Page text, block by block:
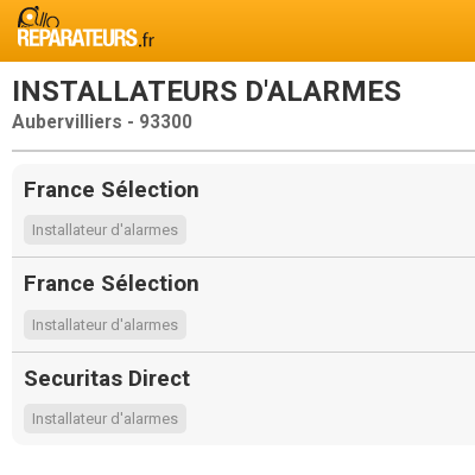
INSTALLATEURS D'ALARMES
Aubervilliers - 93300
France Sélection
Installateur d'alarmes
France Sélection
Installateur d'alarmes
Securitas Direct
Installateur d'alarmes